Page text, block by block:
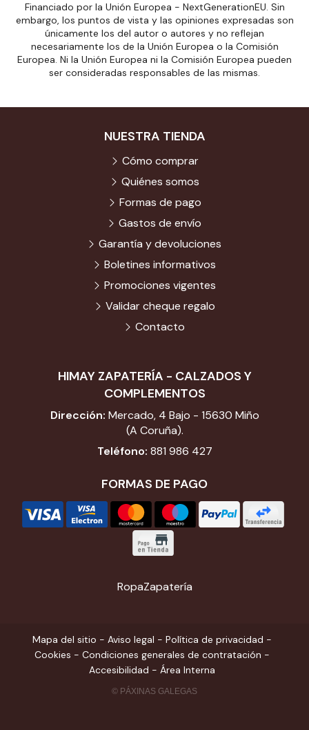
Financiado por la Unión Europea - NextGenerationEU. Sin
embargo, los puntos de vista y las opiniones expresadas son
únicamente los del autor o autores y no reflejan
necesariamente los de la Unión Europea o la Comisión
Europea. Ni la Unión Europea ni la Comisión Europea pueden
ser consideradas responsables de las mismas.
HIMAY ZAPATERÍA - CALZADOS Y
COMPLEMENTOS
Dirección: Mercado, 4 Bajo - 15630 Miño
(A Coruña).
Teléfono: 881 986 427
FORMAS DE PAGO
NUESTRA TIENDA
Cómo comprar
Quiénes somos
Formas de pago
Gastos de envío
Garantía y devoluciones
Boletines informativos
Promociones vigentes
Validar cheque regalo
Contacto
RopaZapatería
Mapa del sitio - Aviso legal - Política de privacidad -
Cookies - Condiciones generales de contratación -
Accesibilidad - Área Interna
© PÁXINAS GALEGAS